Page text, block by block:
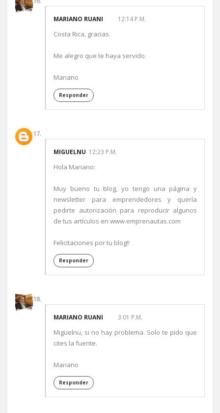
MARIANO RUANI 12:14 P.M.
Costa Rica, gracias.
Me alegro que te haya servido.
Mariano
Responder
MIGUELNU 12:23 P.M.
Hola Mariano:
Muy bueno tu blog, yo tengo una página y
newsletter para emprendedores y quería
pedirte autorización para reproducir algunos
de tus artículos en www.emprenautas.com
Felicitaciones por tu blog!!
Responder
MARIANO RUANI 3:01 P.M.
Miguelnu, si no hay problema. Solo te pido que
cites la fuente.
Mariano
Responder